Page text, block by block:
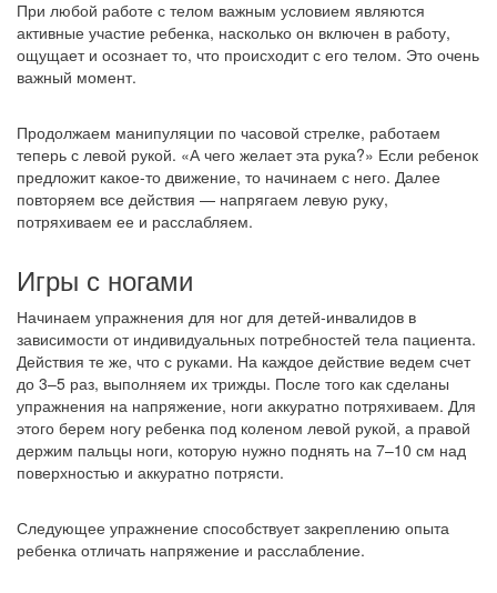
При любой работе с телом важным условием являются
активные участие ребенка, насколько он включен в работу,
ощущает и осознает то, что происходит с его телом. Это очень
важный момент.
Продолжаем манипуляции по часовой стрелке, работаем
теперь с левой рукой. «А чего желает эта рука?» Если ребенок
предложит какое-то движение, то начинаем с него. Далее
повторяем все действия — напрягаем левую руку,
потряхиваем ее и расслабляем.
Игры с ногами
Начинаем упражнения для ног для детей-инвалидов в
зависимости от индивидуальных потребностей тела пациента.
Действия те же, что с руками. На каждое действие ведем счет
до 3–5 раз, выполняем их трижды. После того как сделаны
упражнения на напряжение, ноги аккуратно потряхиваем. Для
этого берем ногу ребенка под коленом левой рукой, а правой
держим пальцы ноги, которую нужно поднять на 7–10 см над
поверхностью и аккуратно потрясти.
Следующее упражнение способствует закреплению опыта
ребенка отличать напряжение и расслабление.